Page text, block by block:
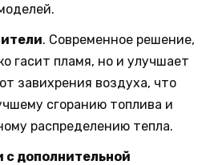
. Современное решение,
гасит пламя, но и улучшает
завихрения воздуха, что
сгоранию топлива и
распределению тепла.
с дополнительной